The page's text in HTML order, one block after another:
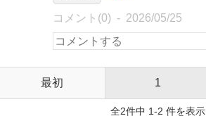
コメント(0) 2026/05/25
最初 1
全2件中 1-2 件を表示